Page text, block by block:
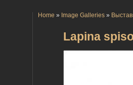
Home » Image Galleries »
Lapina